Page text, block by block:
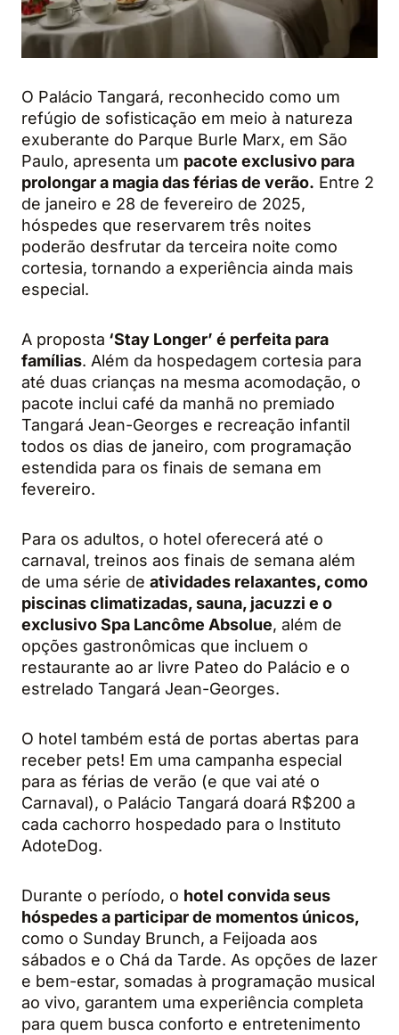
O Palácio Tangará, reconhecido como um
refúgio de sofisticação em meio à natureza
exuberante do Parque Burle Marx, em São
Paulo, apresenta um pacote exclusivo para
prolongar a magia das férias de verão. Entre 2
de janeiro e 28 de fevereiro de 2025,
hóspedes que reservarem três noites
poderão desfrutar da terceira noite como
cortesia, tornando a experiência ainda mais
especial.
A proposta ‘Stay Longer’ é perfeita para
famílias. Além da hospedagem cortesia para
até duas crianças na mesma acomodação, o
pacote inclui café da manhã no premiado
Tangará Jean-Georges e recreação infantil
todos os dias de janeiro, com programação
estendida para os finais de semana em
fevereiro.
Para os adultos, o hotel oferecerá até o
carnaval, treinos aos finais de semana além
de uma série de atividades relaxantes, como
piscinas climatizadas, sauna, jacuzzi e o
exclusivo Spa Lancôme Absolue, além de
opções gastronômicas que incluem o
restaurante ao ar livre Pateo do Palácio e o
estrelado Tangará Jean-Georges.
O hotel também está de portas abertas para
receber pets! Em uma campanha especial
para as férias de verão (e que vai até o
Carnaval), o Palácio Tangará doará R$200 a
cada cachorro hospedado para o Instituto
AdoteDog.
Durante o período, o hotel convida seus
hóspedes a participar de momentos únicos,
como o Sunday Brunch, a Feijoada aos
sábados e o Chá da Tarde. As opções de lazer
e bem-estar, somadas à programação musical
ao vivo, garantem uma experiência completa
para quem busca conforto e entretenimento